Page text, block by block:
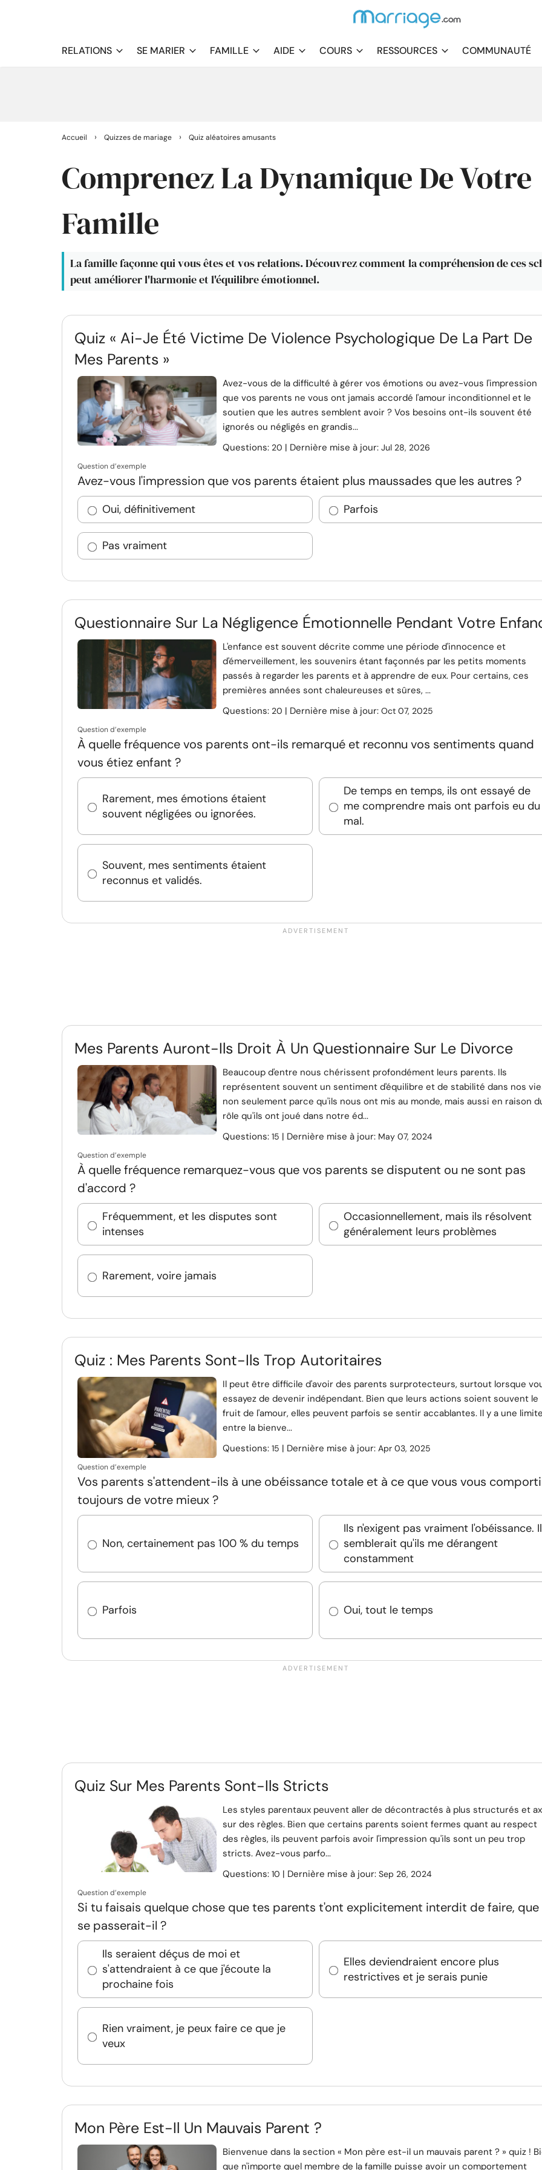
RELATIONS SE MARIER FAMILLE AIDE COURS RESSOURCES COMMUNAUTÉ
Accueil › Quizzes de mariage › Quiz aléatoires amusants
Comprenez La Dynamique De Votre
Famille
La famille façonne qui vous êtes et vos relations. Découvrez comment la compréhension de ces
peut améliorer l'harmonie et l'équilibre émotionnel.
Quiz « Ai-Je Été Victime De Violence Psychologique De La Part De
Mes Parents »
Avez-vous de la difficulté à gérer vos émotions ou avez-vous l'impression
que vos parents ne vous ont jamais accordé l'amour inconditionnel et le
soutien que les autres semblent avoir ? Vos besoins ont-ils souvent été
ignorés ou négligés en grandis...
Questions: 20 | Dernière mise à jour: Jul 28, 2026
Question d’exemple
Avez-vous l'impression que vos parents étaient plus maussades que les autres ?
Oui, définitivement Parfois
Pas vraiment
Questionnaire Sur La Négligence Émotionnelle Pendant Votre
L'enfance est souvent décrite comme une période d'innocence et
d'émerveillement, les souvenirs étant façonnés par les petits moments
passés à regarder les parents et à apprendre de eux. Pour certains, ces
premières années sont chaleureuses et sûres, ...
Questions: 20 | Dernière mise à jour: Oct 07, 2025
Question d’exemple
À quelle fréquence vos parents ont-ils remarqué et reconnu vos sentiments quand
vous étiez enfant ?
Rarement, mes émotions étaient
souvent négligées ou ignorées.
De temps en temps, ils ont essayé de
me comprendre mais ont parfois eu du
mal.
Souvent, mes sentiments étaient
reconnus et validés.
Mes Parents Auront-Ils Droit À Un Questionnaire Sur Le Divorce
Beaucoup d'entre nous chérissent profondément leurs parents. Ils
représentent souvent un sentiment d'équilibre et de stabilité dans nos
non seulement parce qu'ils nous ont mis au monde, mais aussi en raison
rôle qu'ils ont joué dans notre éd...
Questions: 15 | Dernière mise à jour: May 07, 2024
Question d’exemple
À quelle fréquence remarquez-vous que vos parents se disputent ou ne sont pas
d'accord ?
Fréquemment, et les disputes sont
intenses
Occasionnellement, mais ils résolvent
généralement leurs problèmes
Rarement, voire jamais
Quiz : Mes Parents Sont-Ils Trop Autoritaires
Il peut être difficile d'avoir des parents surprotecteurs, surtout lorsque
essayez de devenir indépendant. Bien que leurs actions soient souvent le
fruit de l'amour, elles peuvent parfois se sentir accablantes. Il y a une
entre la bienve...
Questions: 15 | Dernière mise à jour: Apr 03, 2025
Question d’exemple
Vos parents s'attendent-ils à une obéissance totale et à ce que vous vous
toujours de votre mieux ?
Non, certainement pas 100 % du temps
Ils n'exigent pas vraiment l'obéissance. Il
semblerait qu'ils me dérangent
constamment
Parfois Oui, tout le temps
Quiz Sur Mes Parents Sont-Ils Stricts
Les styles parentaux peuvent aller de décontractés à plus structurés et
sur des règles. Bien que certains parents soient fermes quant au respect
des règles, ils peuvent parfois avoir l'impression qu'ils sont un peu trop
stricts. Avez-vous parfo...
Questions: 10 | Dernière mise à jour: Sep 26, 2024
Question d’exemple
Si tu faisais quelque chose que tes parents t'ont explicitement interdit de faire, que
se passerait-il ?
Ils seraient déçus de moi et
s'attendraient à ce que j'écoute la
prochaine fois
Elles deviendraient encore plus
restrictives et je serais punie
Rien vraiment, je peux faire ce que je
veux
Mon Père Est-Il Un Mauvais Parent ?
Bienvenue dans la section « Mon père est-il un mauvais parent ? » quiz !
que n'importe quel membre de la famille puisse avoir un comportement